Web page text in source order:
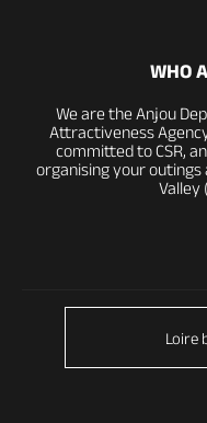
WHO
We are the Anjou
Attractiveness
committed to CSR,
organising your outings
Valley
Loire